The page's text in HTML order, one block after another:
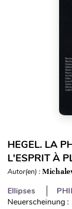
HEGEL. LA
L'ESPRIT À
Autor(en) :
Ellipses
Neuerscheinung